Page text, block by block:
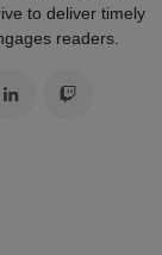
to deliver timely
readers.